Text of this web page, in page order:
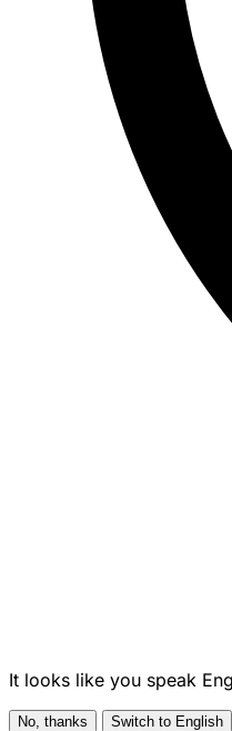
It looks like you speak
No, thanks Switch to English